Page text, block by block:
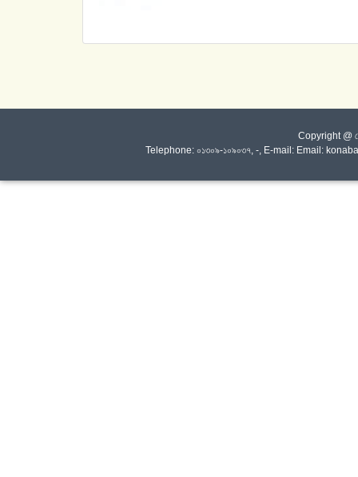
Copyright @
Telephone: ০১৩০৯-১০৯০৩৭, -, E-mail: Email: